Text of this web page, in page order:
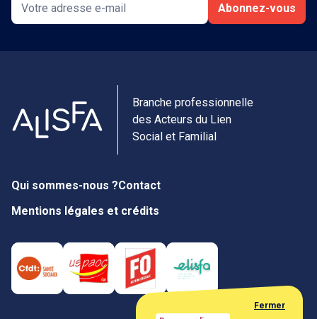
Abonnez-vous
Branche professionnelle
des Acteurs du Lien
Social et Familial
Qui sommes-nous ?Contact
Mentions légales et crédits
Fermer